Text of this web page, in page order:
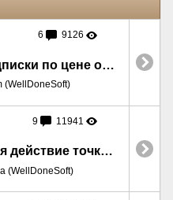
6 9126
🎄Хо-хо-хо 2020! Две подписки по цене одной
(WellDoneSoft)
9 11941
20 сентября прекращется действие точки доступа API для австралийских рынков
(WellDoneSoft)